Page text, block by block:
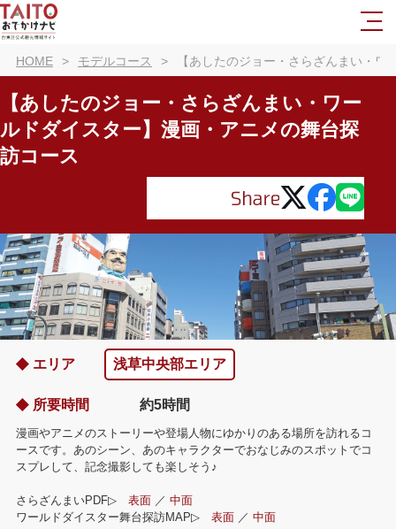
HOME モデルコース 【あしたのジョー・さらざんまい・
【あしたのジョー・さらざんまい・ワー
ルドダイスター】漫画・アニメの舞台探
訪コース
エリア 浅草中央部エリア
所要時間 約5時間
漫画やアニメのストーリーや登場人物にゆかりのある場所を訪れるコ
ースです。あのシーン、あのキャラクターでおなじみのスポットでコ
スプレして、記念撮影しても楽しそう♪
さらざんまいPDF▷ 表面／ 中面
ワールドダイスター舞台探訪MAP▷ 表面／ 中面